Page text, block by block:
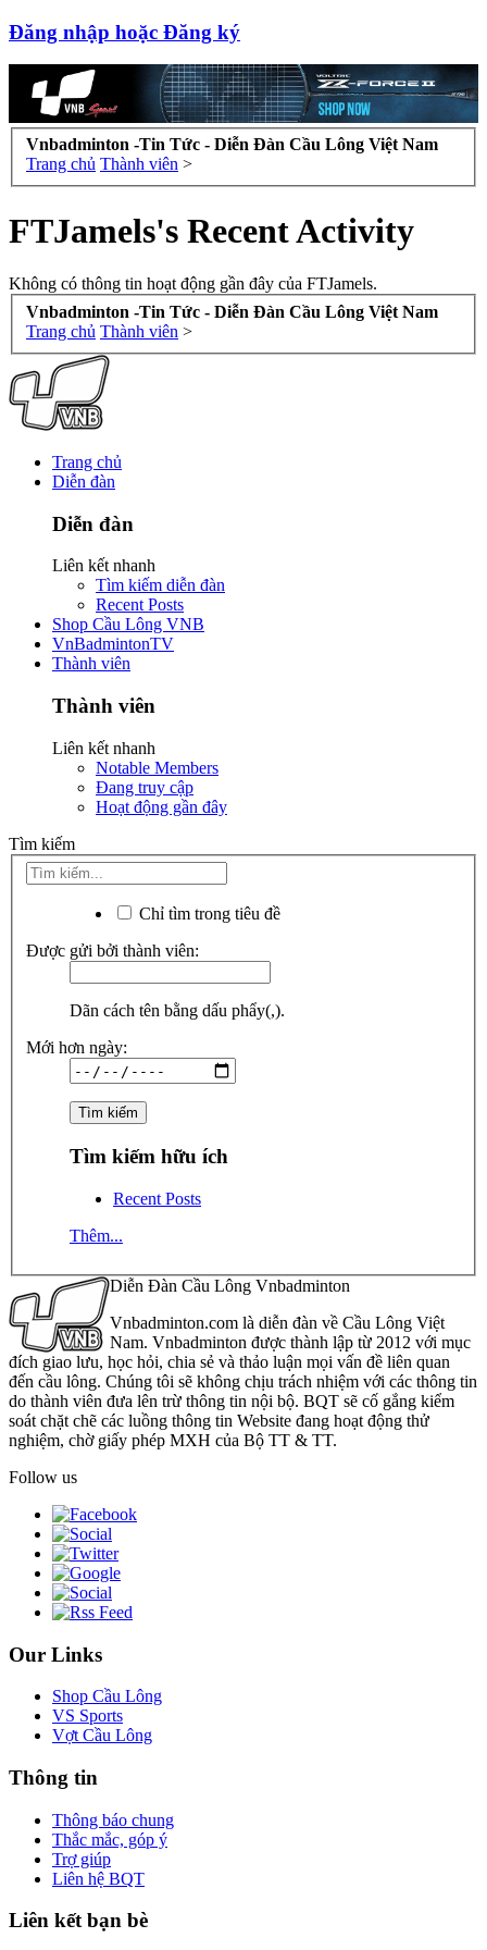
Đăng nhập hoặc Đăng ký
Vnbadminton -Tin Tức - Diễn Đàn Cầu Lông Việt Nam
Trang chủ Thành viên >
FTJamels's Recent Activity
Không có thông tin hoạt động gần đây của FTJamels.
Vnbadminton -Tin Tức - Diễn Đàn Cầu Lông Việt Nam
Trang chủ Thành viên >
Trang chủ
Diễn đàn
Diễn đàn
Liên kết nhanh
Tìm kiếm diễn đàn
Recent Posts
Shop Cầu Lông VNB
VnBadmintonTV
Thành viên
Thành viên
Liên kết nhanh
Notable Members
Đang truy cập
Hoạt động gần đây
Tìm kiếm
Chỉ tìm trong tiêu đề
Được gửi bởi thành viên:
Dãn cách tên bằng dấu phẩy(,).
Mới hơn ngày:
Tìm kiếm hữu ích
Recent Posts
Thêm...
Diễn Đàn Cầu Lông Vnbadminton
Vnbadminton.com là diễn đàn về Cầu Lông Việt
Nam. Vnbadminton được thành lập từ 2012 với mục
đích giao lưu, học hỏi, chia sẻ và thảo luận mọi vấn đề liên quan
đến cầu lông. Chúng tôi sẽ không chịu trách nhiệm với các thông tin
do thành viên đưa lên trừ thông tin nội bộ. BQT sẽ cố gắng kiểm
soát chặt chẽ các luồng thông tin Website đang hoạt động thử
nghiệm, chờ giấy phép MXH của Bộ TT & TT.
Follow us
Our Links
Shop Cầu Lông
VS Sports
Vợt Cầu Lông
Thông tin
Thông báo chung
Thắc mắc, góp ý
Trợ giúp
Liên hệ BQT
Liên kết bạn bè